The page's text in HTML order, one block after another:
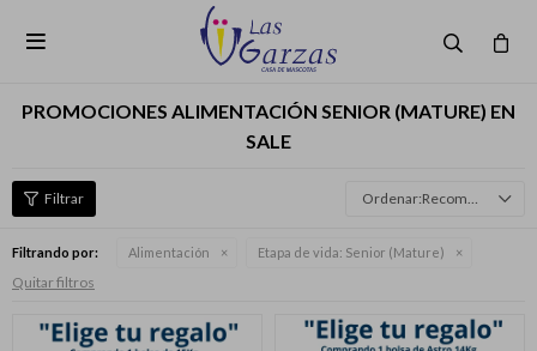

PROMOCIONES ALIMENTACIÓN SENIOR (MATURE) EN
SALE
Recomendados
Filtrando por: Alimentación Etapa de vida: Senior (Mature)
Quitar filtros